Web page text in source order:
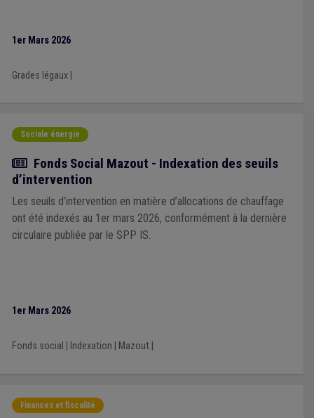
1er Mars 2026
Grades légaux|
Sociale énergie
Actualité
Fonds Social Mazout - Indexation des seuils
d’intervention
Les seuils d’intervention en matière d’allocations de chauffage
ont été indexés au 1er mars 2026, conformément à la dernière
circulaire publiée par le SPP IS.
1er Mars 2026
Fonds social Indexation Mazout|
Finances et fiscalité